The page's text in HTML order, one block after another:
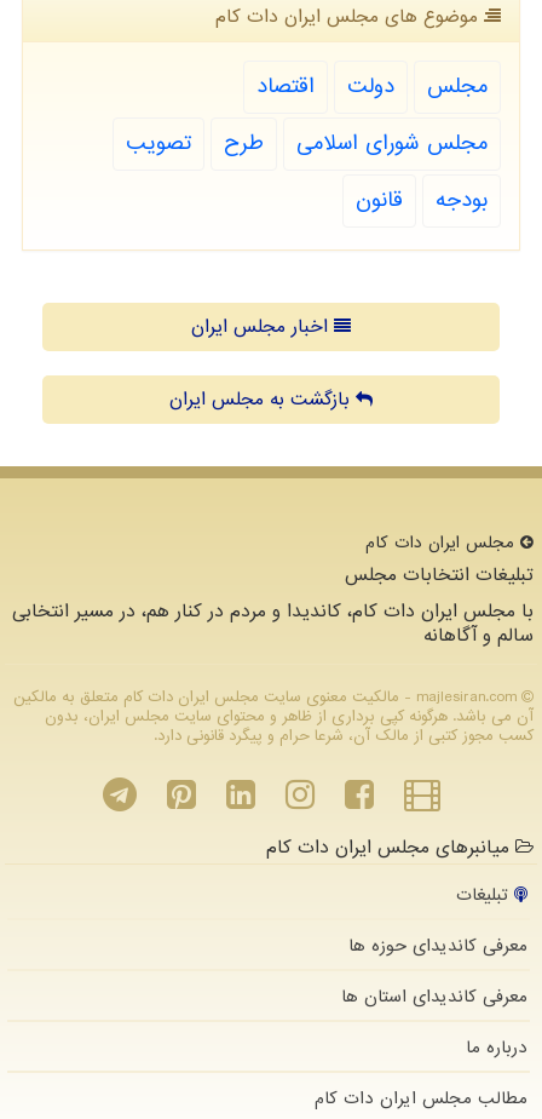
موضوع های مجلس ایران دات كام
مجلس دولت
اقتصاد
مجلس شورای اسلامی
طرح
تصویب
بودجه
قانون
اخبار مجلس ایران
بازگشت به مجلس ایران
مجلس ایران دات كام
تبلیغات انتخابات مجلس
با مجلس ایران دات کام، کاندیدا و مردم در کنار هم، در مسیر انتخابی
سالم و آگاهانه
majlesiran.com - مالکیت معنوی سایت مجلس ایران دات كام متعلق به مالکین
آن می باشد. هرگونه کپی برداری از ظاهر و محتوای سایت مجلس ایران، بدون
کسب مجوز کتبی از مالک آن، شرعا حرام و پیگرد قانونی دارد.
میانبرهای مجلس ایران دات کام
تبلیغات
معرفی کاندیدای حوزه ها
معرفی کاندیدای استان ها
درباره ما
مطالب مجلس ایران دات كام